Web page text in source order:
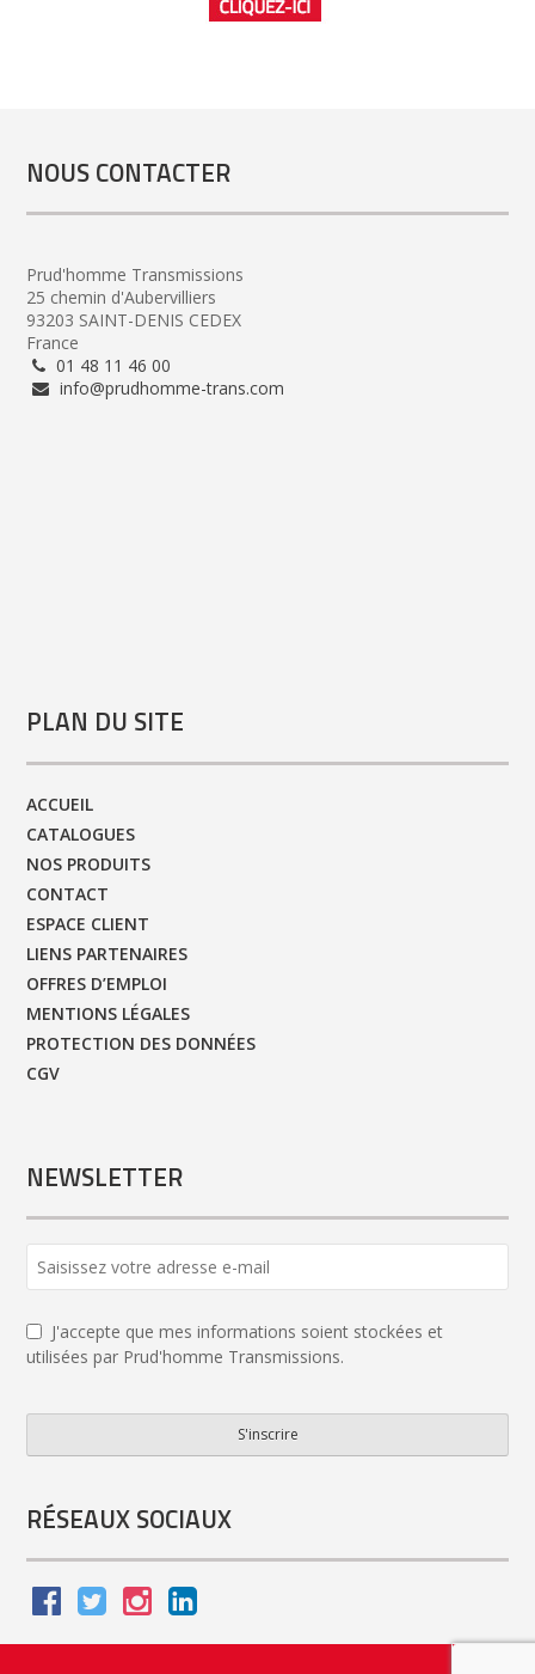
NOUS CONTACTER
Prud'homme Transmissions
25 chemin d'Aubervilliers
93203 SAINT-DENIS CEDEX
France
01 48 11 46 00
info@prudhomme-trans.com
PLAN DU SITE
ACCUEIL
CATALOGUES
NOS PRODUITS
CONTACT
ESPACE CLIENT
LIENS PARTENAIRES
OFFRES D’EMPLOI
MENTIONS LÉGALES
PROTECTION DES DONNÉES
CGV
NEWSLETTER
J'accepte que mes informations soient stockées et
utilisées par Prud'homme Transmissions.
S'inscrire
URL *
RÉSEAUX SOCIAUX